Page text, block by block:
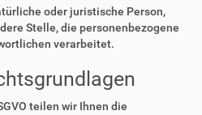
oder juristische Person,
Stelle, die personenbezogene
verarbeitet.
teilen wir Ihnen die